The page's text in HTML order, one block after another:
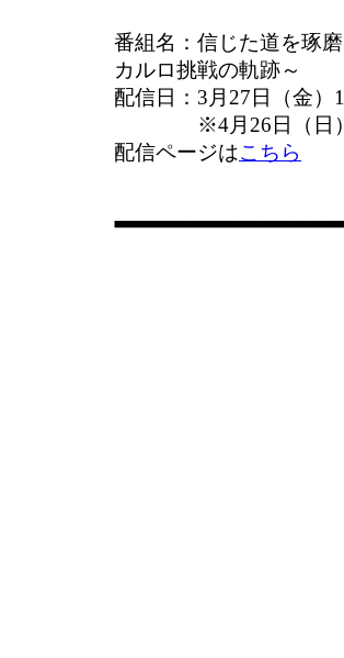
番組名：信じた道を琢
カルロ挑戦の軌跡～
配信日：3月27日（金
※4月26日（日）
配信ページはこちら